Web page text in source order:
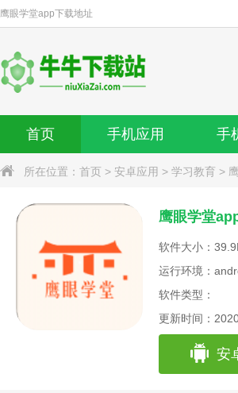
鹰眼学堂app下载地址
首页 手机应用 手
所在位置： 首页 > 安卓应用 > 学习教育 >
鹰眼学堂
软件大小：
运行环境：
软件类型：
更新时间：
安